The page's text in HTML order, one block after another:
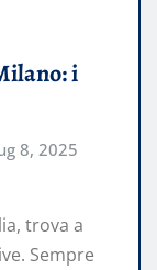
i
8, 2025
trova a
Sempre